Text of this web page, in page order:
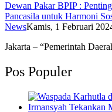
Dewan Pakar BPIP :
Pancasila untuk Harmoni
NewsKamis, 1 Februari
Jakarta – “Pemerintah
Pos Populer